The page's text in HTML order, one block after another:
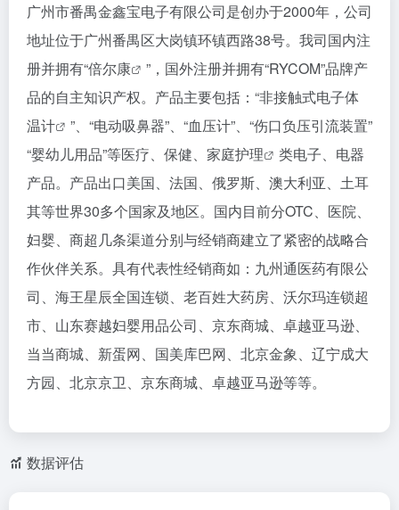
广州市番禺金鑫宝电子有限公司是创办于2000年，公司
地址位于广州番禺区大岗镇环镇西路38号。我司国内注
册并拥有“倍尔康
”，国外注册并拥有“RYCOM”品牌产
品的自主知识产权。产品主要包括：“非接触式电子体
温计
”、“电动吸鼻器”、“血压计”、“伤口负压引流装置”
“婴幼儿用品”等医疗、保健、 家庭护理
类电子、电器
产品。产品出口美国、法国、俄罗斯、澳大利亚、土耳
其等世界30多个国家及地区。国内目前分OTC、医院、
妇婴、商超几条渠道分别与经销商建立了紧密的战略合
作伙伴关系。具有代表性经销商如：九州通医药有限公
司、海王星辰全国连锁、老百姓大药房、沃尔玛连锁超
市、山东赛越妇婴用品公司、京东商城、卓越亚马逊、
当当商城、新蛋网、国美库巴网、北京金象、辽宁成大
方园、北京京卫、京东商城、卓越亚马逊等等。
数据评估